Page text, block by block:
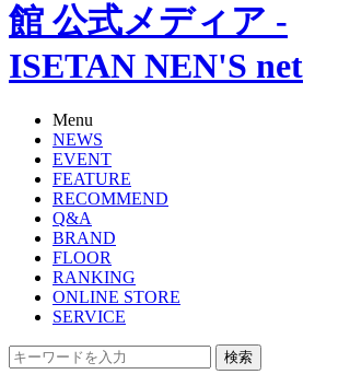
館 公式メディア -
ISETAN NEN'S net
Menu
NEWS
EVENT
FEATURE
RECOMMEND
Q&A
BRAND
FLOOR
RANKING
ONLINE STORE
SERVICE
検索